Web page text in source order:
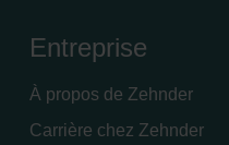
Entreprise
À propos de Zehnder
Carrière chez Zehnder